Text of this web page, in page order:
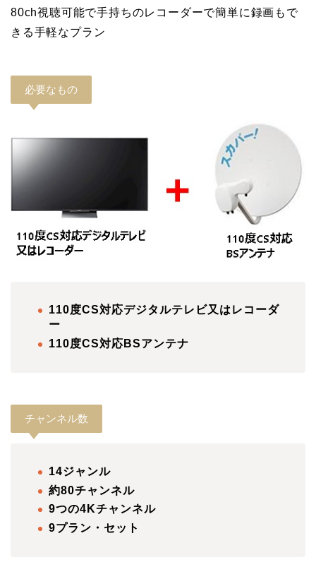
80ch視聴可能で手持ちのレコーダーで簡単に録画もで
きる手軽なプラン
必要なもの
110度CS対応デジタルテレビ又はレコーダ
ー
110度CS対応BSアンテナ
チャンネル数
14ジャンル
約80チャンネル
9つの4Kチャンネル
9プラン・セット